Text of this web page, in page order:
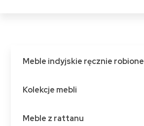
Meble indyjskie ręcznie robione
Kolekcje mebli
Meble z rattanu